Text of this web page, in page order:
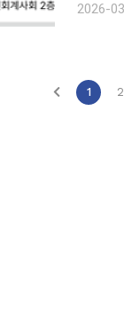
2026-
1 2